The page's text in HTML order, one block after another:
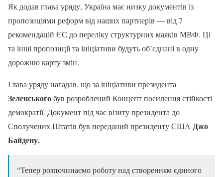
Як додав глава уряду, Україна має низку документів із
пропозиціями реформ від наших партнерів — від 7
рекомендацій ЄС до переліку структурних маяків МВФ. Ці
та інші пропозиції та ініціативи будуть об’єднані в одну
дорожню карту змін.
Глава уряду нагадав, що за ініціативи президента
Зеленськогобув розроблений Концепт посилення стійкості
демократії. Документ під час візиту президента до
Сполучених Штатів був переданий президенту США Джо
Байдену.
“Тепер розпочинаємо роботу над створенням єдиного